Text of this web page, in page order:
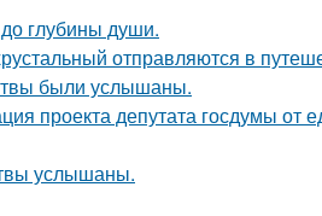
глубины души.
отправляются в
были услышаны.
проекта депутата госдумы от
услышаны.